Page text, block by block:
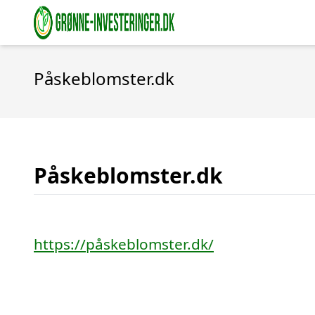
Påskeblomster.dk
Påskeblomster.dk
https://påskeblomster.dk/